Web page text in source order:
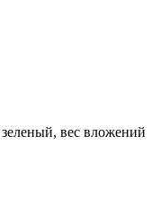
вес вложений